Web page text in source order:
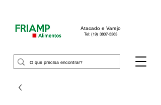
Atacado e Varejo
Tel: (19) 3807-5363